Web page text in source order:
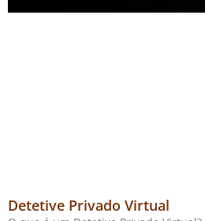
Detetive Privado Virtual